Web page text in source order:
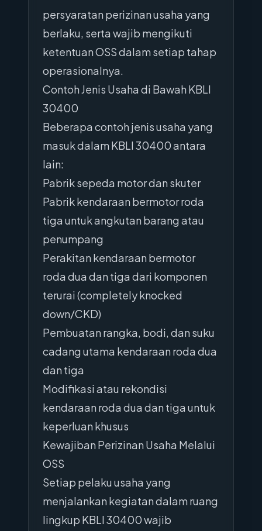
persyaratan perizinan usaha yang
berlaku, serta wajib mengikuti
ketentuan OSS dalam setiap tahap
operasionalnya.
Contoh Jenis Usaha di Bawah KBLI
30400
Beberapa contoh jenis usaha yang
masuk dalam KBLI 30400 antara
lain:
Pabrik sepeda motor dan skuter
Pabrik kendaraan bermotor roda
tiga untuk angkutan barang atau
penumpang
Perakitan kendaraan bermotor
roda dua dan tiga dari komponen
terurai (completely knocked
down/CKD)
Pembuatan rangka, bodi, dan suku
cadang utama kendaraan roda dua
dan tiga
Modifikasi atau rekondisi
kendaraan roda dua dan tiga untuk
keperluan khusus
Kewajiban Perizinan Usaha Melalui
OSS
Setiap pelaku usaha yang
menjalankan kegiatan dalam ruang
lingkup KBLI 30400 wajib